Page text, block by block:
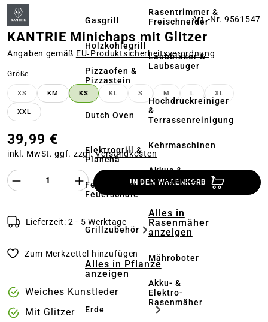
Gasgrill
Holzkohlegrill
Pizzaofen &
Pizzastein
Dutch Oven
Elektrogrill &
Plancha
Feuerstelle &
Feuerschale
Grillzubehör
Alles in Pflanze
anzeigen
Erde
Rasentrimmer &
Freischneider
Laubbläser &
Laubsauger
Hochdruckreiniger
&
Terrassenreinigung
Kehrmaschinen
Akkus &
Ladegeräte
Alles in
Rasenmäher
anzeigen
Mähroboter
Akku- &
Elektro-
Rasenmäher
Art.-Nr. 9561547
KANTRIE Minichaps mit Glitzer
Angaben gemäß EU‑Produktsicherheitsverordnung
Größe
XS(DIESE OPTION IST ZURZEIT NICHT VERFÜGBAR.)
KM KS KL(DIESE OPTION IST ZURZEIT NICHT
S(DIESE OPTION IST ZURZEIT
M(DIESE OPTION IST
L(DIESE OPTION IST
XL(DIESE
XXL
39,99 €
inkl. MwSt. ggf. zzgl.Versandkosten
Produkt Anzahl des Produktes
IN DEN WARENKORB
Lieferzeit: 2 - 5 Werktage
Zum Merkzettel hinzufügen
Weiches Kunstleder
Mit Glitzer